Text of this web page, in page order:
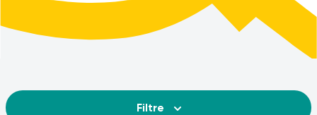
Filtre